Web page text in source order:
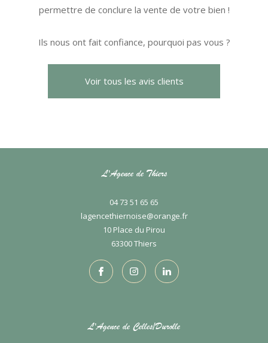
permettre de conclure la vente de votre bien !
Ils nous ont fait confiance, pourquoi pas vous ?
Voir tous les avis clients
L'Agence de Thiers
04 73 51 65 65
lagencethiernoise@orange.fr
10 Place du Pirou
63300
thiers
L'Agence de Celles/Durolle